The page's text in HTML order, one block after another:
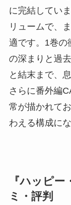
に完結してい
リュームで、
適です。1巻の
の深まりと過
と結末まで、
さらに番外編
常が描かれて
わえる構成に
『ハッピ
ミ・評判